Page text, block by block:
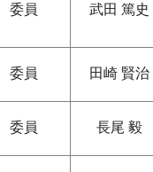
委員 武田 篤史
委員 田崎 賢治
委員 長尾 毅